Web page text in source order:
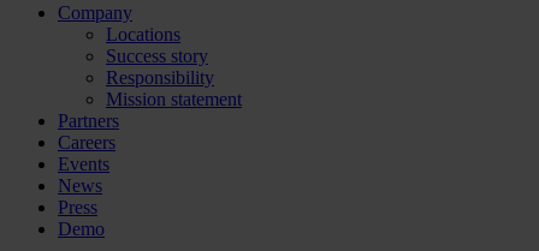
Company
Locations
Success story
Responsibility
Mission statement
Partners
Careers
Events
News
Press
Demo